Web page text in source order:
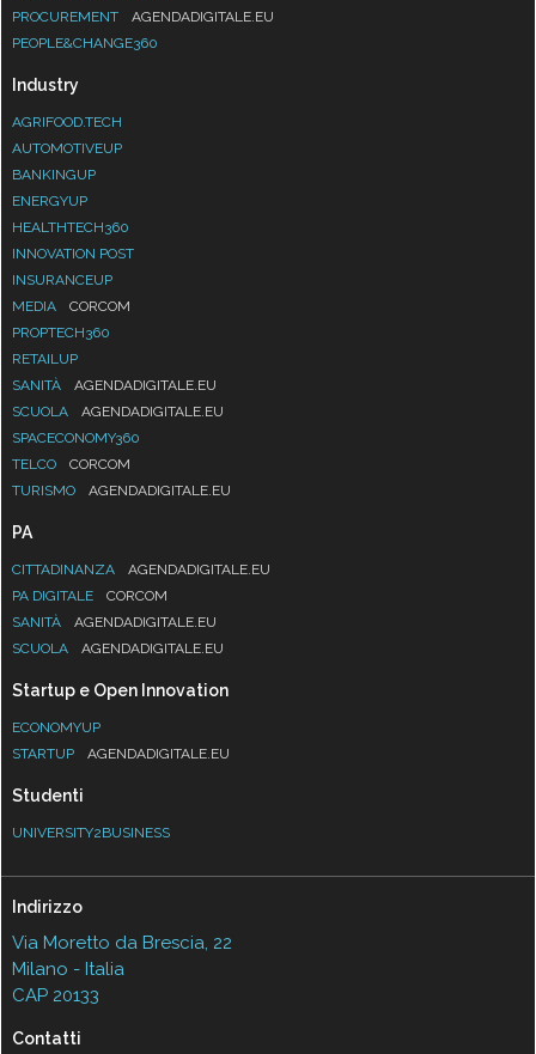
PROCUREMENT
AGENDADIGITALE.EU
PEOPLE&CHANGE360
Industry
AGRIFOOD.TECH
AUTOMOTIVEUP
BANKINGUP
ENERGYUP
HEALTHTECH360
INNOVATION POST
INSURANCEUP
MEDIA
CORCOM
PROPTECH360
RETAILUP
SANITÀ
AGENDADIGITALE.EU
SCUOLA
AGENDADIGITALE.EU
SPACECONOMY360
TELCO
CORCOM
TURISMO
AGENDADIGITALE.EU
PA
CITTADINANZA
AGENDADIGITALE.EU
PA DIGITALE
CORCOM
SANITÀ
AGENDADIGITALE.EU
SCUOLA
AGENDADIGITALE.EU
Startup e Open Innovation
ECONOMYUP
STARTUP
AGENDADIGITALE.EU
Studenti
UNIVERSITY2BUSINESS
Indirizzo
Via Moretto da Brescia, 22
Milano - Italia
CAP 20133
Contatti